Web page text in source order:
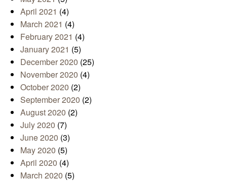
April 2021 (4)
March 2021 (4)
February 2021 (4)
January 2021 (5)
December 2020 (25)
November 2020 (4)
October 2020 (2)
September 2020 (2)
August 2020 (2)
July 2020 (7)
June 2020 (3)
May 2020 (5)
April 2020 (4)
March 2020 (5)